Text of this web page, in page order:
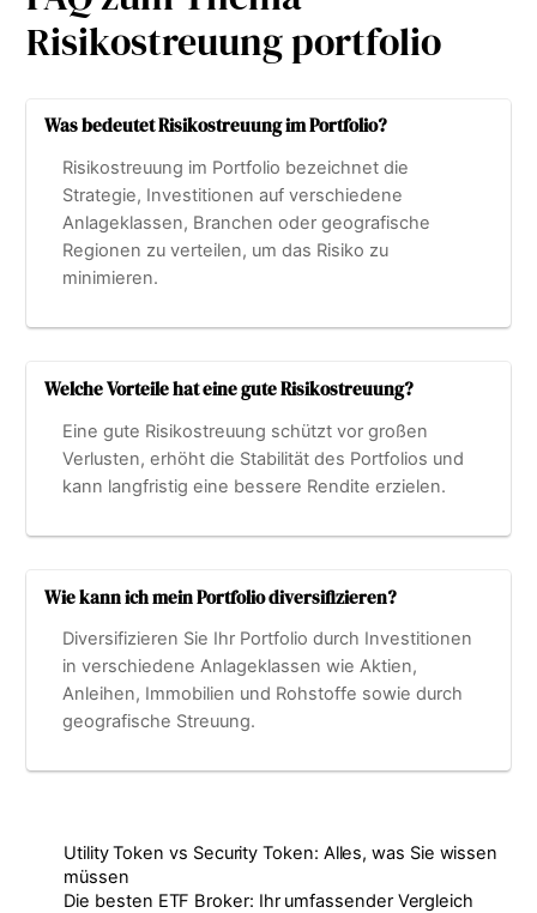
Risikostreuung portfolio
Was bedeutet Risikostreuung im Portfolio?
Risikostreuung im Portfolio bezeichnet die
Strategie, Investitionen auf verschiedene
Anlageklassen, Branchen oder geografische
Regionen zu verteilen, um das Risiko zu
minimieren.
Welche Vorteile hat eine gute Risikostreuung?
Eine gute Risikostreuung schützt vor großen
Verlusten, erhöht die Stabilität des Portfolios und
kann langfristig eine bessere Rendite erzielen.
Wie kann ich mein Portfolio diversifizieren?
Diversifizieren Sie Ihr Portfolio durch Investitionen
in verschiedene Anlageklassen wie Aktien,
Anleihen, Immobilien und Rohstoffe sowie durch
geografische Streuung.
Utility Token vs Security Token: Alles, was Sie wissen
müssen
Die besten ETF Broker: Ihr umfassender Vergleich